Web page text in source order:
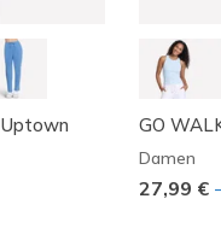
Uptown
GO
Damen
27,99 €